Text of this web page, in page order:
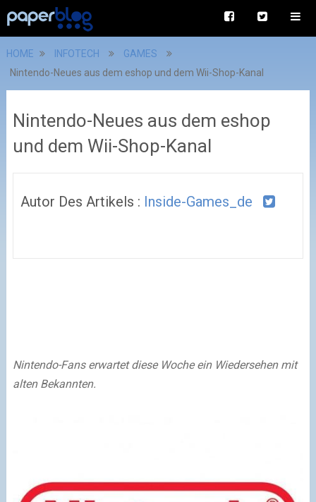
HOME INFOTECH
GAMES
Nintendo-Neues aus dem eshop und dem Wii-Shop-Kanal
Nintendo-Neues aus dem eshop
und dem Wii-Shop-Kanal
Autor Des Artikels : Inside-Games_de
Nintendo-Fans erwartet diese Woche ein Wiedersehen mit
alten Bekannten.